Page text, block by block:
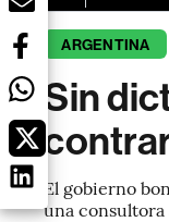
ARGENTINA
Sin
El gobierno
una